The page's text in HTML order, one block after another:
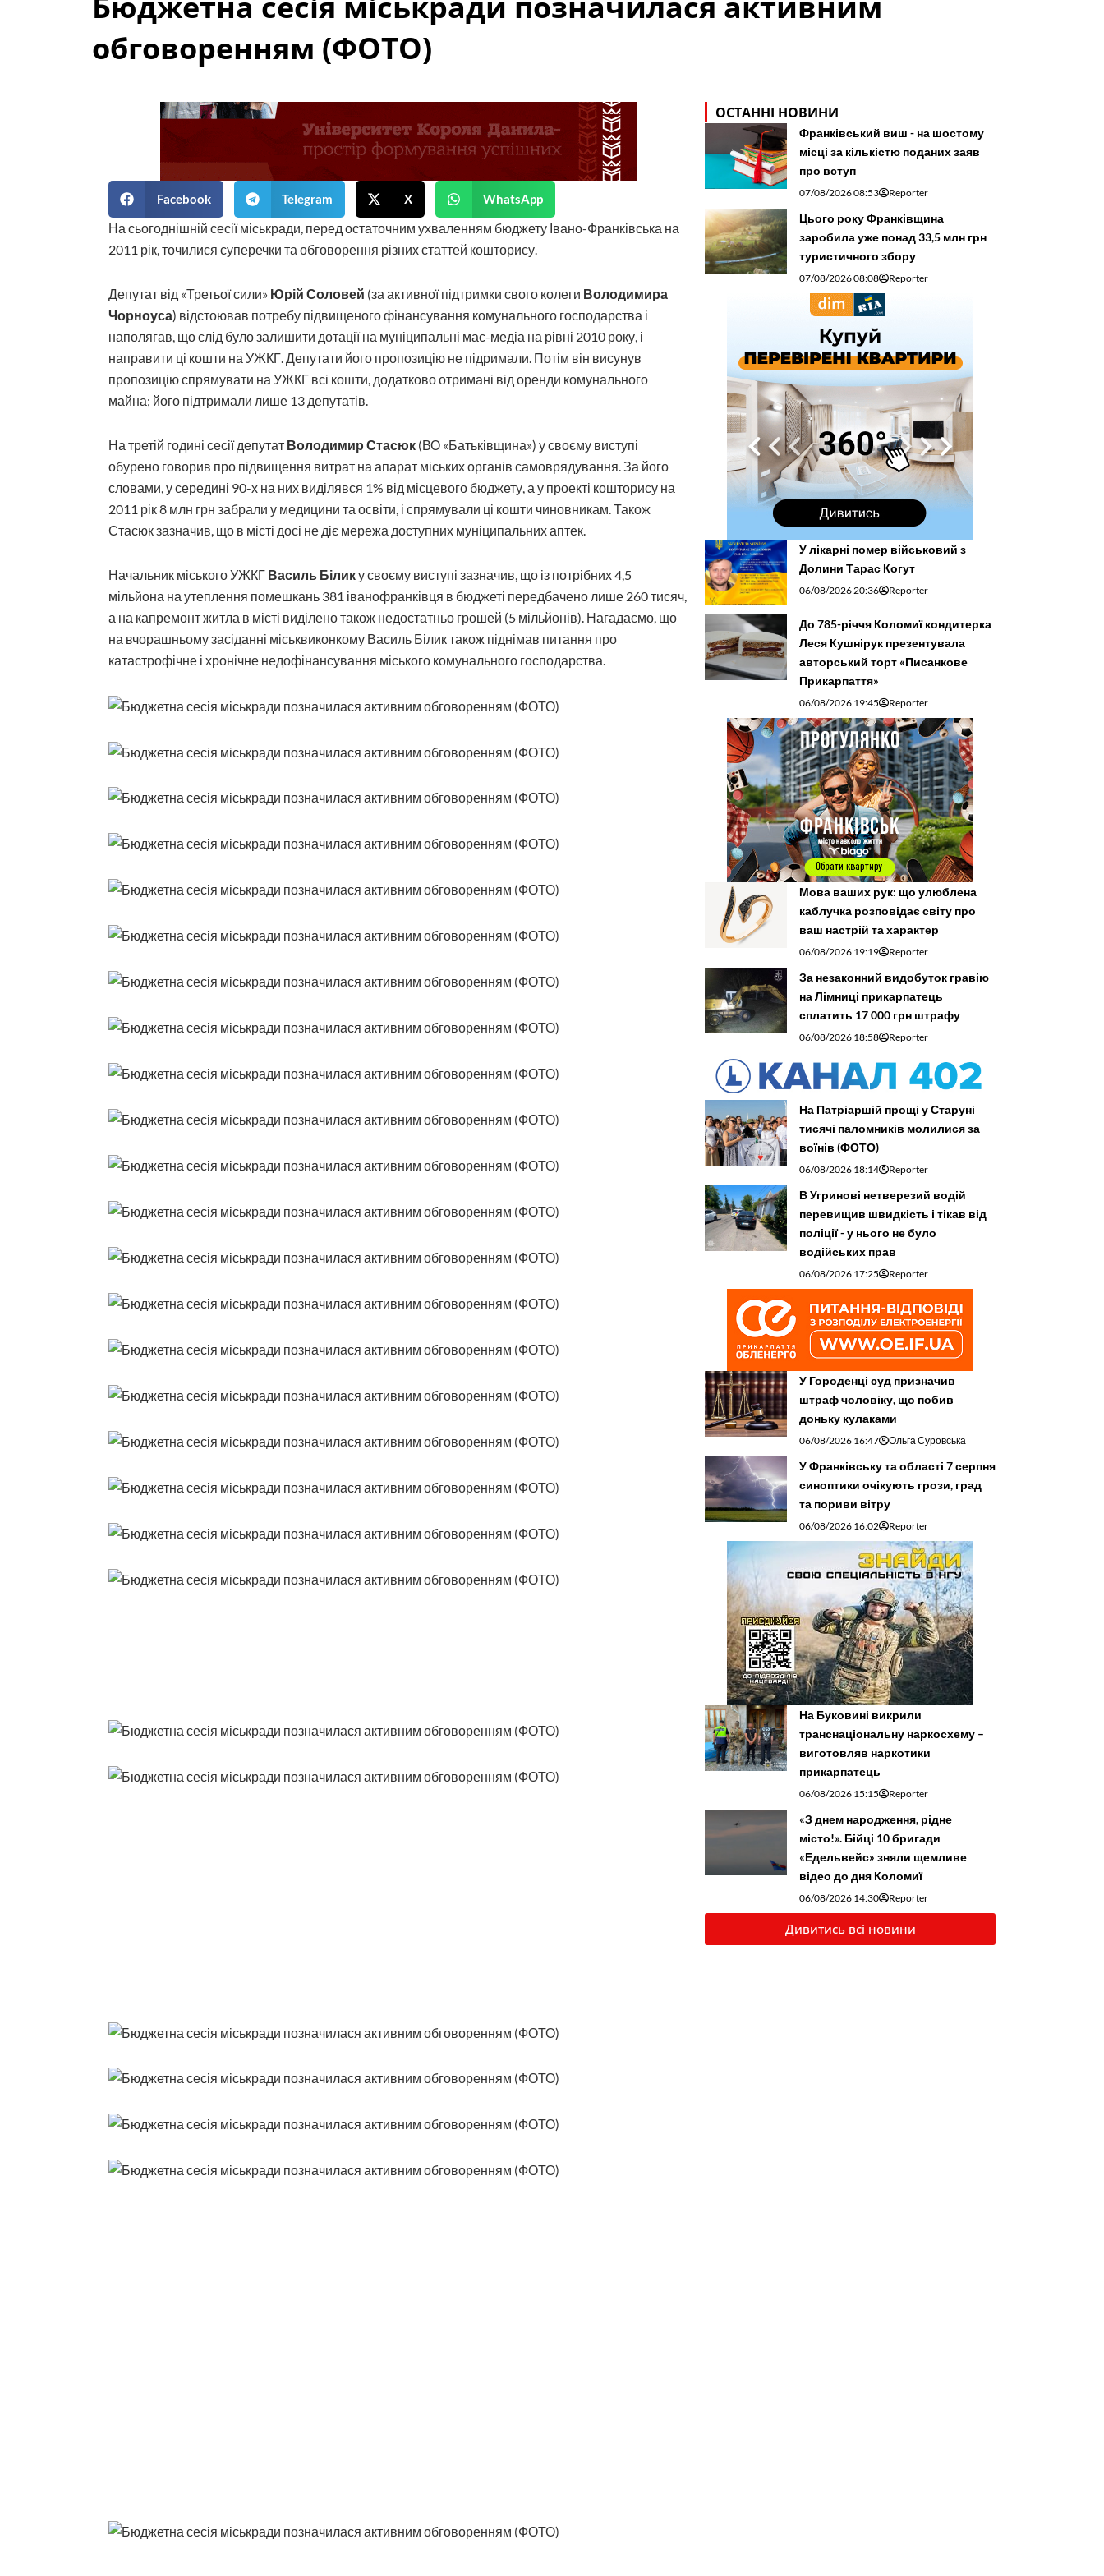
обговоренням (ФОТО)
Facebook Telegram X WhatsApp
На сьогоднішній сесії міськради, перед остаточним ухваленням бюджету Івано-Франківська на
2011 рік, точилися суперечки та обговорення різних статтей кошторису.
Депутат від «Третьої сили» Юрій Соловей (за активної підтримки свого колеги Володимира
Чорноуса) відстоював потребу підвищеного фінансування комунального господарства і
наполягав, що слід було залишити дотації на муніципальні мас-медіа на рівні 2010 року, і
направити ці кошти на УЖКГ. Депутати його пропозицію не підримали. Потім він висунув
пропозицію спрямувати на УЖКГ всі кошти, додатково отримані від оренди комунального
майна; його підтримали лише 13 депутатів.
На третій годині сесії депутат Володимир Стасюк (ВО «Батьківщина») у своєму виступі
обурено говорив про підвищення витрат на апарат міських органів самоврядування. За його
словами, у середині 90-х на них виділявся 1% від місцевого бюджету, а у проекті кошторису на
2011 рік 8 млн грн забрали у медицини та освіти, і спрямували ці кошти чиновникам. Також
Стасюк зазначив, що в місті досі не діє мережа доступних муніципальних аптек.
Начальник міського УЖКГ Василь Білику своєму виступі зазначив, що із потрібних 4,5
мільйона на утеплення помешкань 381 іванофранківця в бюджеті передбачено лише 260 тисяч,
а на капремонт житла в місті виділено також недостатньо грошей (5 мільйонів). Нагадаємо, що
на вчорашньому засіданні міськвиконкому Василь Білик також піднімав питання про
катастрофічне і хронічне недофінансування міського комунального господарства.
ОСТАННІ НОВИНИ
Франківський виш - на шостому
місці за кількістю поданих заяв
про вступ
07/08/2026 08:53 Reporter
Цього року Франківщина
заробила уже понад 33,5 млн грн
туристичного збору
07/08/2026 08:08 Reporter
У лікарні помер військовий з
Долини Тарас Когут
06/08/2026 20:36 Reporter
До 785-річчя Коломиї кондитерка
Леся Кушнірук презентувала
авторський торт «Писанкове
Прикарпаття»
06/08/2026 19:45 Reporter
Мова ваших рук: що улюблена
каблучка розповідає світу про
ваш настрій та характер
06/08/2026 19:19 Reporter
За незаконний видобуток гравію
на Лімниці прикарпатець
сплатить 17 000 грн штрафу
06/08/2026 18:58 Reporter
На Патріаршій прощі у Старуні
тисячі паломників молилися за
воїнів (ФОТО)
06/08/2026 18:14 Reporter
В Угринові нетверезий водій
перевищив швидкість і тікав від
поліції - у нього не було
водійських прав
06/08/2026 17:25 Reporter
У Городенці суд призначив
штраф чоловіку, що побив
доньку кулаками
06/08/2026 16:47 Ольга Суровська
У Франківську та області 7 серпня
синоптики очікують грози, град
та пориви вітру
06/08/2026 16:02 Reporter
На Буковині викрили
транснаціональну наркосхему –
виготовляв наркотики
прикарпатець
06/08/2026 15:15 Reporter
«З днем народження, рідне
місто!». Бійці 10 бригади
«Едельвейс» зняли щемливе
відео до дня Коломиї
06/08/2026 14:30 Reporter
Дивитись всі новини